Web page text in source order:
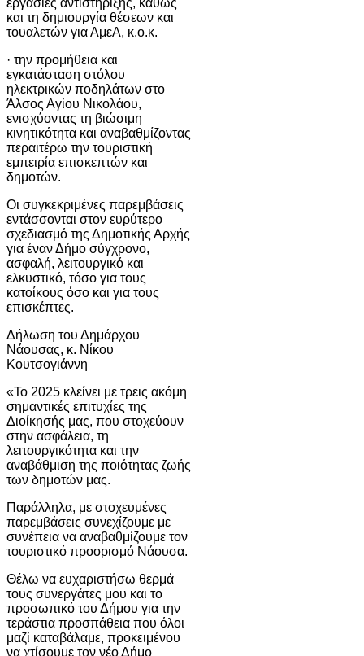
και τη δημιουργία θέσεων και
τουαλετών για ΑμεΑ, κ.ο.κ.
· την προμήθεια και
εγκατάσταση στόλου
ηλεκτρικών ποδηλάτων στο
Άλσος Αγίου Νικολάου,
ενισχύοντας τη βιώσιμη
κινητικότητα και αναβαθμίζοντας
περαιτέρω την τουριστική
εμπειρία επισκεπτών και
δημοτών.
Οι συγκεκριμένες παρεμβάσεις
εντάσσονται στον ευρύτερο
σχεδιασμό της Δημοτικής Αρχής
για έναν Δήμο σύγχρονο,
ασφαλή, λειτουργικό και
ελκυστικό, τόσο για τους
κατοίκους όσο και για τους
επισκέπτες.
Δήλωση του Δημάρχου
Νάουσας, κ. Νίκου
Κουτσογιάννη
«Το 2025 κλείνει με τρεις ακόμη
σημαντικές επιτυχίες της
Διοίκησής μας, που στοχεύουν
στην ασφάλεια, τη
λειτουργικότητα και την
αναβάθμιση της ποιότητας ζωής
των δημοτών μας.
Παράλληλα, με στοχευμένες
παρεμβάσεις συνεχίζουμε με
συνέπεια να αναβαθμίζουμε τον
τουριστικό προορισμό Νάουσα.
Θέλω να ευχαριστήσω θερμά
τους συνεργάτες μου και το
προσωπικό του Δήμου για την
τεράστια προσπάθεια που όλοι
μαζί καταβάλαμε, προκειμένου
να χτίσουμε τον νέο Δήμο